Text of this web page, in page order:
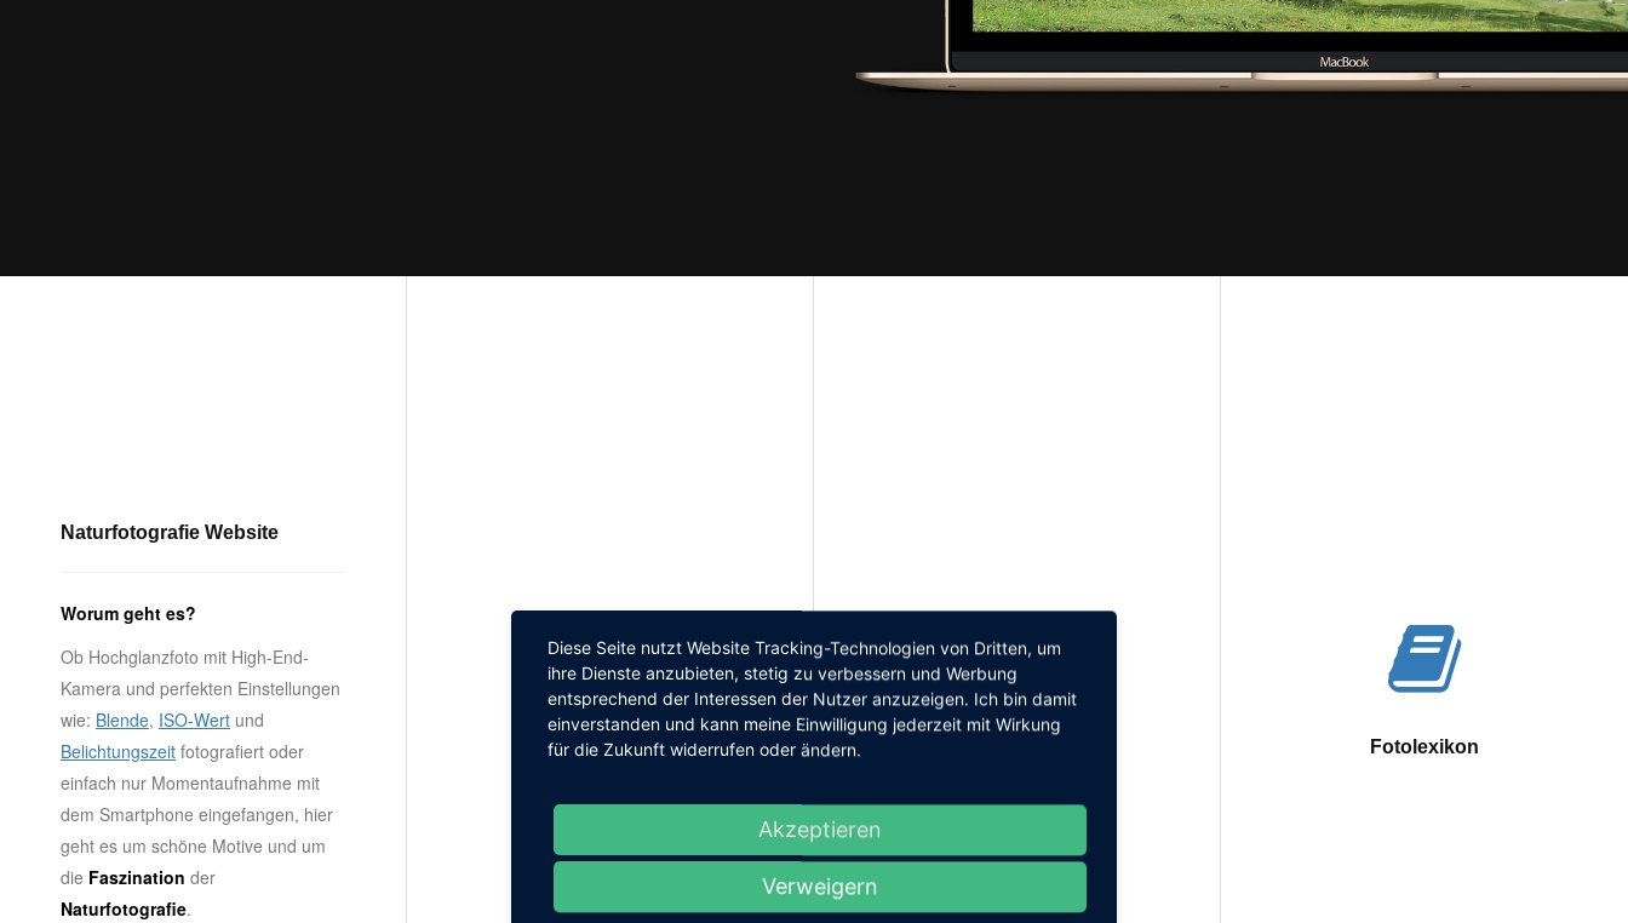
Naturfotografie Website
Worum geht es?
Ob Hochglanzfoto mit High-End-
Kamera und perfekten Einstellungen
wie: Blende, ISO-Wert und
Belichtungszeit fotografiert oder
einfach nur Momentaufnahme mit
dem Smartphone eingefangen, hier
geht es um schöne Motive und um
die Faszination der
Naturfotografie.
Fotolocations Fotolexikon
Diese Seite nutzt Website Tracking-Technologien von Dritten, um
ihre Dienste anzubieten, stetig zu verbessern und Werbung
entsprechend der Interessen der Nutzer anzuzeigen. Ich bin damit
einverstanden und kann meine Einwilligung jederzeit mit Wirkung
für die Zukunft widerrufen oder ändern.
Akzeptieren
Verweigern